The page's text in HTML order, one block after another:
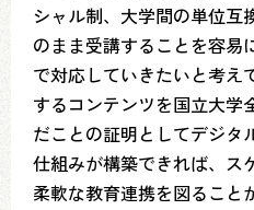
シャル制、大学間の単位互
のまま受講することを容易
で対応していきたいと考え
するコンテンツを国立大学
だことの証明としてデジタ
仕組みが構築できれば、ス
柔軟な教育連携を図ること